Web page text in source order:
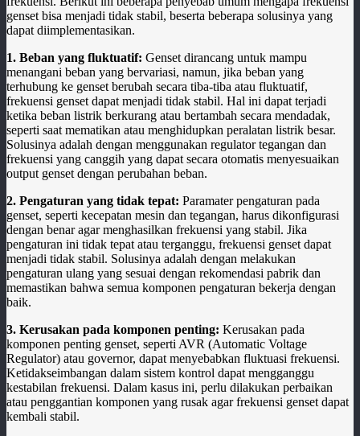
genset bisa menjadi tidak stabil, beserta beberapa solusinya yang
dapat diimplementasikan.
1. Beban yang fluktuatif: Genset dirancang untuk mampu
menangani beban yang bervariasi, namun, jika beban yang
terhubung ke genset berubah secara tiba-tiba atau fluktuatif,
frekuensi genset dapat menjadi tidak stabil. Hal ini dapat terjadi
ketika beban listrik berkurang atau bertambah secara mendadak,
seperti saat mematikan atau menghidupkan peralatan listrik besar.
Solusinya adalah dengan menggunakan regulator tegangan dan
frekuensi yang canggih yang dapat secara otomatis menyesuaikan
output genset dengan perubahan beban.
2. Pengaturan yang tidak tepat: Paramater pengaturan pada
genset, seperti kecepatan mesin dan tegangan, harus dikonfigurasi
dengan benar agar menghasilkan frekuensi yang stabil. Jika
pengaturan ini tidak tepat atau terganggu, frekuensi genset dapat
menjadi tidak stabil. Solusinya adalah dengan melakukan
pengaturan ulang yang sesuai dengan rekomendasi pabrik dan
memastikan bahwa semua komponen pengaturan bekerja dengan
baik.
3. Kerusakan pada komponen penting: Kerusakan pada
komponen penting genset, seperti AVR (Automatic Voltage
Regulator) atau governor, dapat menyebabkan fluktuasi frekuensi.
Ketidakseimbangan dalam sistem kontrol dapat mengganggu
kestabilan frekuensi. Dalam kasus ini, perlu dilakukan perbaikan
atau penggantian komponen yang rusak agar frekuensi genset dapat
kembali stabil.